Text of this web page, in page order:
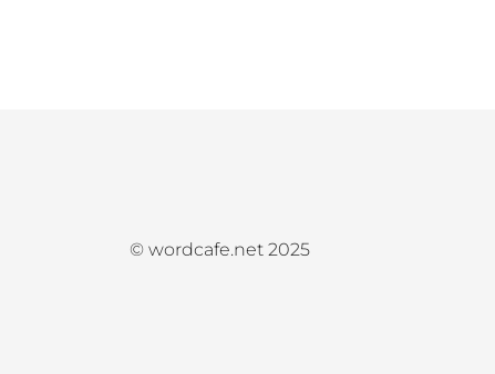
© wordcafe.net 2025